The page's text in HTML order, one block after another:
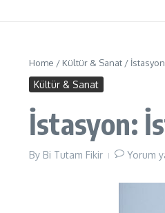
Home / Kültür & Sanat /
Kültür & Sanat
İstasyon:
By Bi Tutam Fikir Yorum